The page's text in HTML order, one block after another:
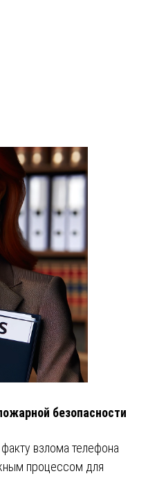
безопасности
взлома телефона
процессом для